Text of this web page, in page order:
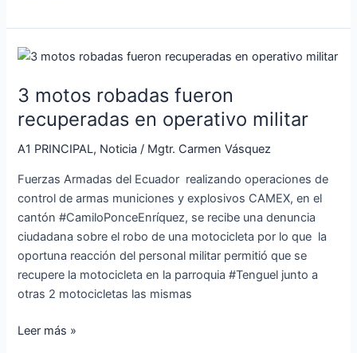
3 motos robadas fueron
recuperadas en operativo militar
A1 PRINCIPAL, Noticia / Mgtr. Carmen Vásquez
Fuerzas Armadas del Ecuador realizando operaciones de
control de armas municiones y explosivos CAMEX, en el
cantón #CamiloPonceEnríquez, se recibe una denuncia
ciudadana sobre el robo de una motocicleta por lo que la
oportuna reacción del personal militar permitió que se
recupere la motocicleta en la parroquia #Tenguel junto a
otras 2 motocicletas las mismas
3
robadas
fueron
recuperadas
en
Leer más »